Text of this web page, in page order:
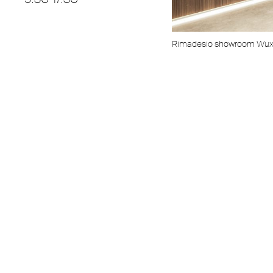
Rimadesio showroom